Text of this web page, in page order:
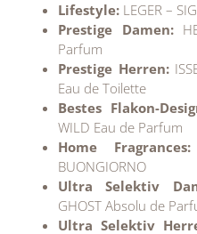
Lifestyle: LEGER –
Prestige Damen:
Parfum
Prestige Herren:
Eau de Toilette
Bestes Flakon-
WILD Eau de Parfum
Home Fragrances:
BUONGIORNO
Ultra Selektiv
GHOST Absolu de
Ultra Selektiv